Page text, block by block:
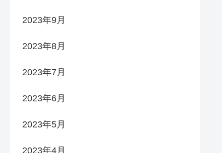
2023年9月
2023年8月
2023年7月
2023年6月
2023年5月
2023年4月